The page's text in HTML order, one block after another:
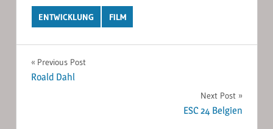
ENTWICKLUNG FILM
Post
Previous Post
Roald Dahl
Next Post
ESC 24 Belgien